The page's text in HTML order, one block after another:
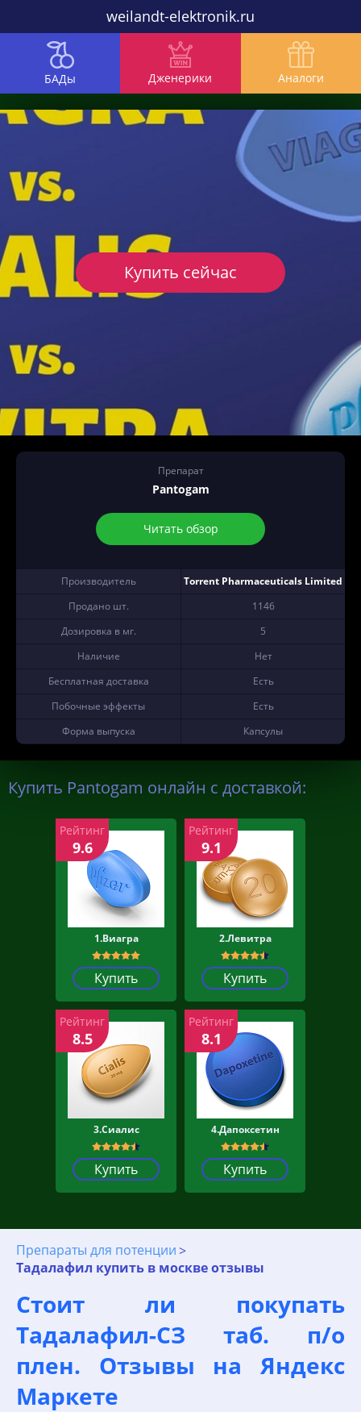
weilandt-elektronik.ru
БАДы Дженерики Аналоги
Препарат
Pantogam
Читать обзор
Производитель
Torrent Pharmaceuticals Limited
Продано шт.
1146
Дозировка в мг.
5
Наличие
Нет
Бесплатная доставка
Есть
Побочные эффекты
Есть
Форма выпуска
Капсулы
Купить сейчас
Купить Pantogam онлайн с доставкой:
1.Виагра
Купить
Рейтинг
9.6
2.Левитра
Купить
Рейтинг
9.1
3.Сиалис
Купить
Рейтинг
8.5
4.Дапоксетин
Купить
Рейтинг
8.1
Препараты для потенции
Тадалафил купить в москве отзывы
Стоит ли покупать
Тадалафил-СЗ таб. п/о
плен. Отзывы на Яндекс
Маркете